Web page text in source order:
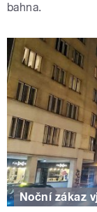
bahna.
Noční zákaz